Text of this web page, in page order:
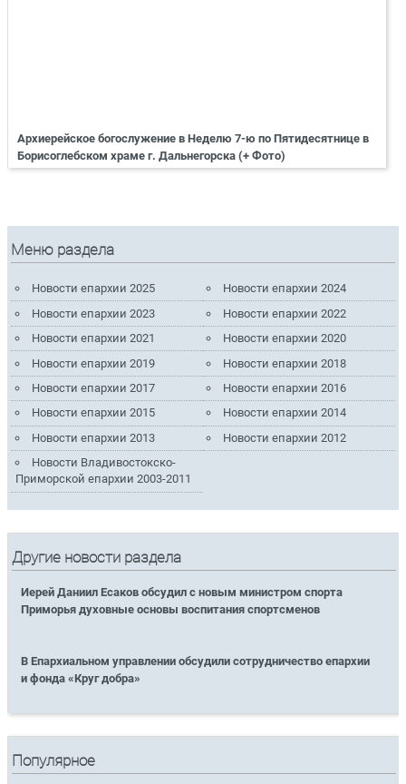
Архиерейское богослужение в Неделю 7-ю по Пятидесятнице в
Борисоглебском храме г. Дальнегорска (+ Фото)
Меню раздела
Новости епархии 2025
Новости епархии 2024
Новости епархии 2023
Новости епархии 2022
Новости епархии 2021
Новости епархии 2020
Новости епархии 2019
Новости епархии 2018
Новости епархии 2017
Новости епархии 2016
Новости епархии 2015
Новости епархии 2014
Новости епархии 2013
Новости епархии 2012
Новости Владивостокско-
Приморской епархии 2003-2011
Другие новости раздела
Иерей Даниил Есаков обсудил с новым министром спорта
Приморья духовные основы воспитания спортсменов
В Епархиальном управлении обсудили сотрудничество епархии
и фонда «Круг добра»
Популярное